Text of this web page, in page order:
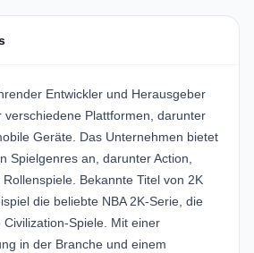
Entwickler und Herausgeber
verschiedene Plattformen, darunter
Geräte. Das Unternehmen bietet
Spielgenres an, darunter Action,
Bekannte Titel von 2K
die beliebte NBA 2K-Serie, die
Spiele. Mit einer
in der Branche und einem